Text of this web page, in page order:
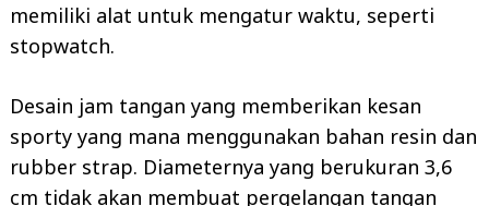
memiliki alat untuk mengatur waktu, seperti
stopwatch.
Desain jam tangan yang memberikan kesan
sporty yang mana menggunakan bahan resin dan
rubber strap. Diameternya yang berukuran 3,6
cm tidak akan membuat pergelangan tangan